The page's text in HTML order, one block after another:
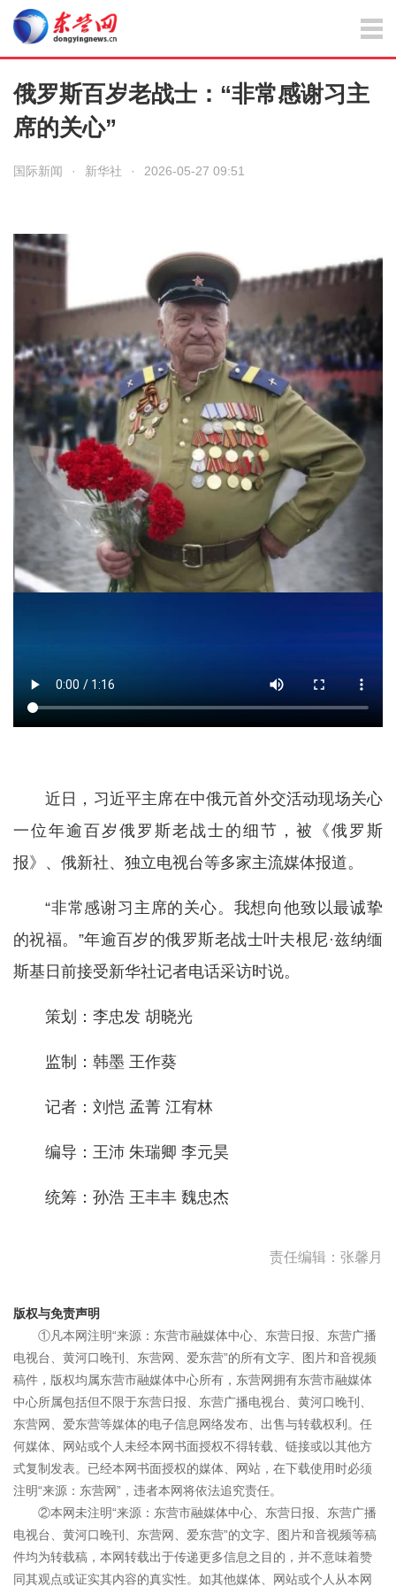
俄罗斯百岁老战士：“非常感谢习主
席的关心”
国际新闻 · 新华社 · 2026-05-27 09:51
近日，习近平主席在中俄元首外交活动现场关心
一位年逾百岁俄罗斯老战士的细节，被《俄罗斯
报》、俄新社、独立电视台等多家主流媒体报道。
“非常感谢习主席的关心。我想向他致以最诚挚
的祝福。”年逾百岁的俄罗斯老战士叶夫根尼·兹纳缅
斯基日前接受新华社记者电话采访时说。
策划：李忠发 胡晓光
监制：韩墨 王作葵
记者：刘恺 孟菁 江宥林
编导：王沛 朱瑞卿 李元昊
统筹：孙浩 王丰丰 魏忠杰
责任编辑：张馨月
版权与免责声明
①凡本网注明“来源：东营市融媒体中心、东营日报、东营广播
电视台、黄河口晚刊、东营网、爱东营”的所有文字、图片和音视频
稿件，版权均属东营市融媒体中心所有，东营网拥有东营市融媒体
中心所属包括但不限于东营日报、东营广播电视台、黄河口晚刊、
东营网、爱东营等媒体的电子信息网络发布、出售与转载权利。任
何媒体、网站或个人未经本网书面授权不得转载、链接或以其他方
式复制发表。已经本网书面授权的媒体、网站，在下载使用时必须
注明“来源：东营网”，违者本网将依法追究责任。
②本网未注明“来源：东营市融媒体中心、东营日报、东营广播
电视台、黄河口晚刊、东营网、爱东营”的文字、图片和音视频等稿
件均为转载稿，本网转载出于传递更多信息之目的，并不意味着赞
同其观点或证实其内容的真实性。如其他媒体、网站或个人从本网